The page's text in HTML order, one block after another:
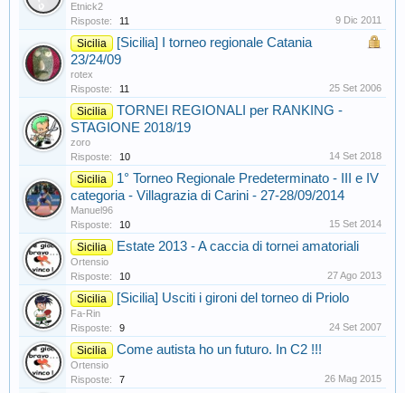
Etnick2
Risposte:
11 9 Dic 2011
Sicilia
[Sicilia] I torneo regionale Catania
23/24/09
rotex
Risposte:
11 25 Set 2006
Sicilia
TORNEI REGIONALI per RANKING -
STAGIONE 2018/19
zoro
Risposte:
10 14 Set 2018
Sicilia
1° Torneo Regionale Predeterminato - III e IV
categoria - Villagrazia di Carini - 27-28/09/2014
Manuel96
Risposte:
10 15 Set 2014
Sicilia Estate 2013 - A caccia di tornei amatoriali
Ortensio
Risposte:
10 27 Ago 2013
Sicilia [Sicilia] Usciti i gironi del torneo di Priolo
Fa-Rin
Risposte:
9 24 Set 2007
Sicilia Come autista ho un futuro. In C2 !!!
Ortensio
Risposte:
7 26 Mag 2015